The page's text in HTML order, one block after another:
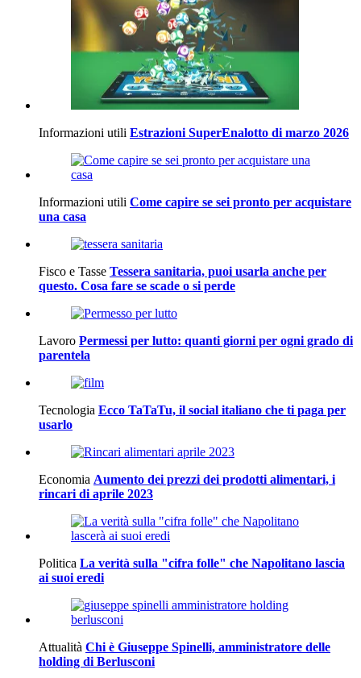
Informazioni utili Estrazioni SuperEnalotto di marzo 2026
Informazioni utili Come capire se sei pronto per acquistare
una casa
Fisco e Tasse Tessera sanitaria, puoi usarla anche per
questo. Cosa fare se scade o si perde
Lavoro Permessi per lutto: quanti giorni per ogni grado di
parentela
Tecnologia Ecco TaTaTu, il social italiano che ti paga per
usarlo
Economia Aumento dei prezzi dei prodotti alimentari, i
rincari di aprile 2023
Politica La verità sulla "cifra folle" che Napolitano lascia
ai suoi eredi
Attualità Chi è Giuseppe Spinelli, amministratore delle
holding di Berlusconi